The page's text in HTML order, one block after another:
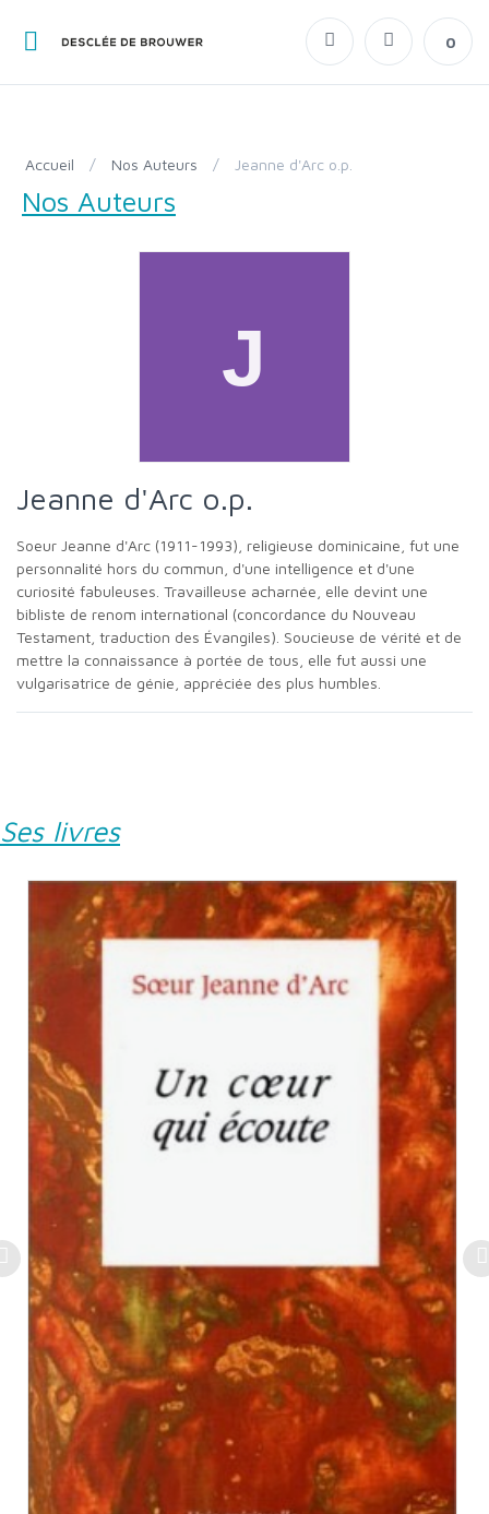
0
Accueil / Nos Auteurs / Jeanne d'Arc o.p.
Nos Auteurs
Jeanne d'Arc o.p.
Soeur Jeanne d'Arc (1911-1993), religieuse dominicaine, fut une
personnalité hors du commun, d'une intelligence et d'une
curiosité fabuleuses. Travailleuse acharnée, elle devint une
bibliste de renom international (concordance du Nouveau
Testament, traduction des Évangiles). Soucieuse de vérité et de
mettre la connaissance à portée de tous, elle fut aussi une
vulgarisatrice de génie, appréciée des plus humbles.
Ses livres